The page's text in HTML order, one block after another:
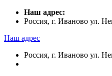
Наш адрес:
Россия, г. Иваново ул.
Наш адрес
Россия, г. Иваново ул.